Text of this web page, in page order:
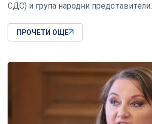
СДС) и група народни представители.
ПРОЧЕТИ ОЩЕ